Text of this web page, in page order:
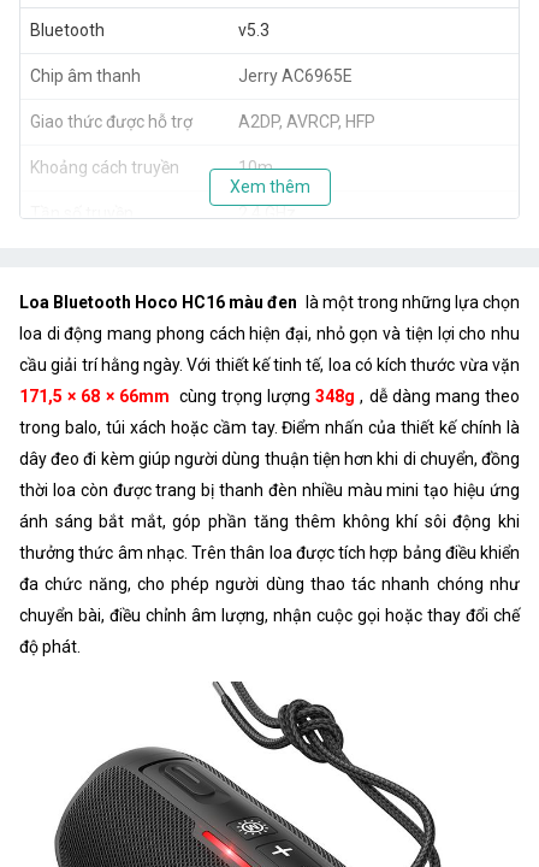
Bluetooth v5.3
Chip âm thanh Jerry AC6965E
Giao thức được hỗ trợ A2DP, AVRCP, HFP
Khoảng cách truyền 10m
2,4 GHz
Đáp ứng tần số 120Hz – 18000Hz
Tỷ lệ tín hiệu trên nhiễu
S/N
≥ 90Db
Dung lượng pin 1200mAh
Đầu vào sạc DC 5V
Thời gian sạc khoảng 3 giờ
Thời gian sử dụng 3 giờ (âm lượng 80%)
Hỗ trợ
BT, thẻ TF (≤ 32Gb), ổ đĩa flash USB
(≤ 32Gb), FM, AUX và các chế độ
Xem thêm
Loa Bluetooth Hoco HC16 màu đen là một trong những lựa chọn
loa di động mang phong cách hiện đại, nhỏ gọn và tiện lợi cho nhu
cầu giải trí hằng ngày. Với thiết kế tinh tế, loa có kích thước vừa vặn
171,5 × 68 × 66mm cùng trọng lượng348g , dễ dàng mang theo
trong balo, túi xách hoặc cầm tay. Điểm nhấn của thiết kế chính là
dây đeo đi kèm giúp người dùng thuận tiện hơn khi di chuyển, đồng
thời loa còn được trang bị thanh đèn nhiều màu mini tạo hiệu ứng
ánh sáng bắt mắt, góp phần tăng thêm không khí sôi động khi
thưởng thức âm nhạc. Trên thân loa được tích hợp bảng điều khiển
đa chức năng, cho phép người dùng thao tác nhanh chóng như
chuyển bài, điều chỉnh âm lượng, nhận cuộc gọi hoặc thay đổi chế
độ phát.